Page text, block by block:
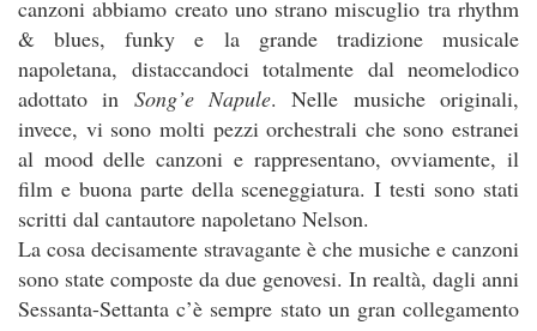
canzoni abbiamo creato uno strano miscuglio tra rhythm
& blues, funky e la grande tradizione musicale
napoletana, distaccandoci totalmente dal neomelodico
adottato in Song’e Napule. Nelle musiche originali,
invece, vi sono molti pezzi orchestrali che sono estranei
al mood delle canzoni e rappresentano, ovviamente, il
film e buona parte della sceneggiatura. I testi sono stati
scritti dal cantautore napoletano Nelson.
La cosa decisamente stravagante è che musiche e canzoni
sono state composte da due genovesi. In realtà, dagli anni
Sessanta-Settanta c’è sempre stato un gran collegamento